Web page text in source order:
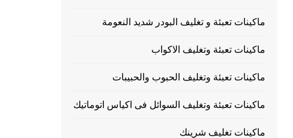
ماكينات تعبئة و تغليف البودر شديد النعومة
ماكينات تعبئة وتغليف الاكواب
ماكينات تعبئة وتغليف الحبوب والحبيبات
ماكينات تعبئة وتغليف السوائل فى اكياس اتوماتيك
ماكينات تغليف شرينك